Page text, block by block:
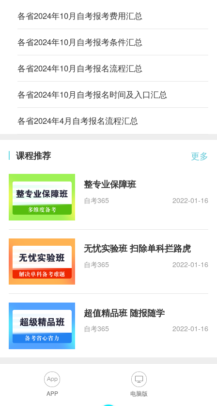
各省2024年10月自考报考费用汇总
各省2024年10月自考报考条件汇总
各省2024年10月自考报名流程汇总
各省2024年10月自考报名时间及入口汇总
各省2024年4月自考报名流程汇总
更多
课程推荐
整专业保障班
自考365 2022-01-16
无忧实验班 扫除单科拦路虎
自考365 2022-01-16
超值精品班 随报随学
自考365 2022-01-16
APP 电脑版